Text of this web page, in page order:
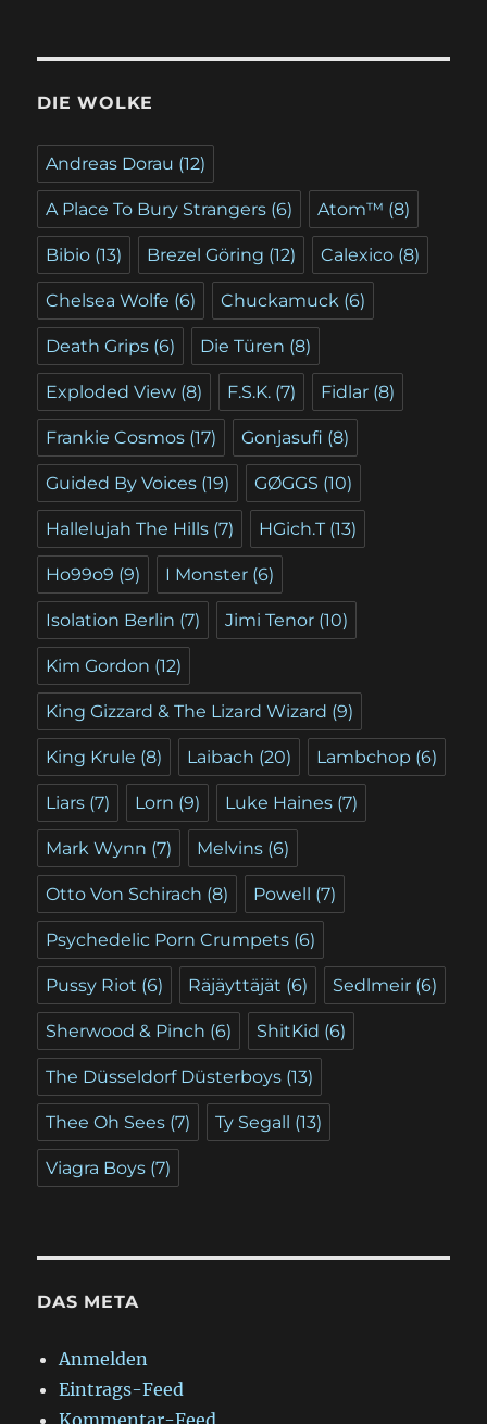
DIE WOLKE
Andreas Dorau (12)
A Place To Bury Strangers (6) Atom™ (8)
Bibio (13) Brezel Göring (12) Calexico (8)
Chelsea Wolfe (6) Chuckamuck (6)
Death Grips (6) Die Türen (8)
Exploded View (8) F.S.K. (7) Fidlar (8)
Frankie Cosmos (17) Gonjasufi (8)
Guided By Voices (19) GØGGS (10)
Hallelujah The Hills (7) HGich.T (13)
Ho99o9 (9) I Monster (6)
Isolation Berlin (7) Jimi Tenor (10)
Kim Gordon (12)
King Gizzard & The Lizard Wizard (9)
King Krule (8) Laibach (20) Lambchop (6)
Liars (7) Lorn (9) Luke Haines (7)
Mark Wynn (7) Melvins (6)
Otto Von Schirach (8) Powell (7)
Psychedelic Porn Crumpets (6)
Pussy Riot (6) Räjäyttäjät (6) Sedlmeir (6)
Sherwood & Pinch (6) ShitKid (6)
The Düsseldorf Düsterboys (13)
Thee Oh Sees (7) Ty Segall (13)
Viagra Boys (7)
DAS META
Anmelden
Eintrags-Feed
Kommentar-Feed